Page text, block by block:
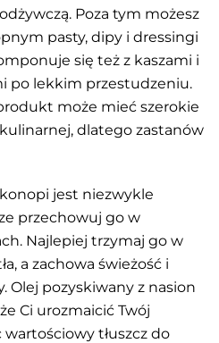
Poza tym możesz
pasty, dipy i dressingi
się też z kaszami i
po lekkim przestudzeniu.
może mieć szerokie
dlatego zastanów
jest niezwykle
przechowuj go w
Najlepiej trzymaj go w
a zachowa świeżość i
Olej pozyskiwany z nasion
Ci urozmaicić Twój
wartościowy tłuszcz do